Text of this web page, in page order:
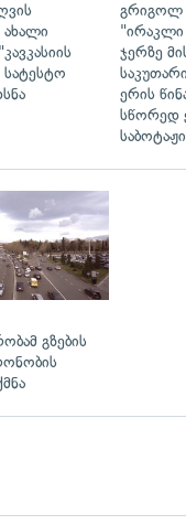
სატესტო
გრიგოლ
"ირაკლი
ჯერზე
ერის
სწორედ
გზების